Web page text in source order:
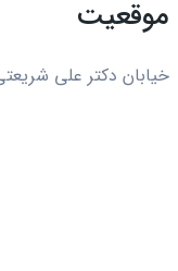
موقعیت
خیابان دکتر علی